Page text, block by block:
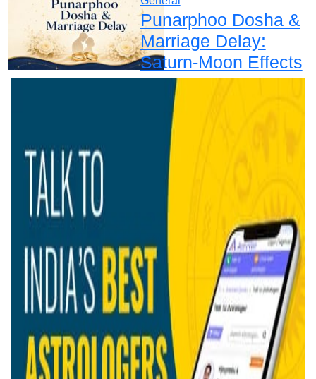
Punarphoo Dosha &
Marriage Delay:
Saturn-Moon Effects